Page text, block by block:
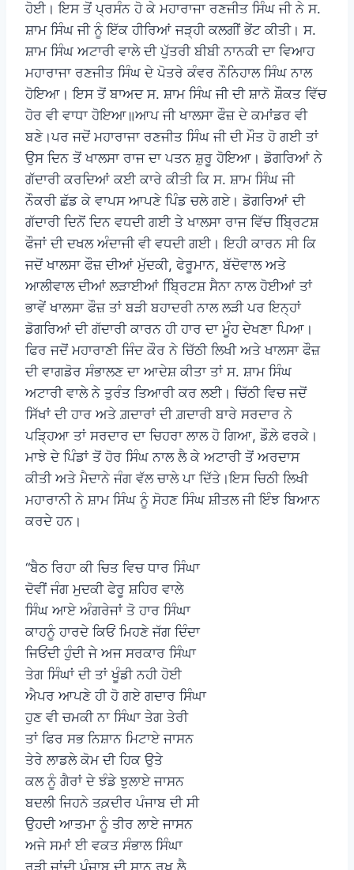
ਹੋਈ। ਇਸ ਤੋਂ ਪ੍ਰਸੰਨ ਹੋ ਕੇ ਮਹਾਰਾਜਾ ਰਣਜੀਤ ਸਿੰਘ ਜੀ ਨੇ ਸ.
ਸ਼ਾਮ ਸਿੰਘ ਜੀ ਨੂੰ ਇੱਕ ਹੀਰਿਆਂ ਜੜ੍ਹੀ ਕਲਗੀਂ ਭੇਂਟ ਕੀਤੀ। ਸ.
ਸ਼ਾਮ ਸਿੰਘ ਅਟਾਰੀ ਵਾਲੇ ਦੀ ਪੁੱਤਰੀ ਬੀਬੀ ਨਾਨਕੀ ਦਾ ਵਿਆਹ
ਮਹਾਰਾਜਾ ਰਣਜੀਤ ਸਿੰਘ ਦੇ ਪੋਤਰੇ ਕੰਵਰ ਨੌਨਿਹਾਲ ਸਿੰਘ ਨਾਲ
ਹੋਇਆ। ਇਸ ਤੋਂ ਬਾਅਦ ਸ. ਸ਼ਾਮ ਸਿੰਘ ਜੀ ਦੀ ਸ਼ਾਨੋ ਸ਼ੌਕਤ ਵਿੱਚ
ਹੋਰ ਵੀ ਵਾਧਾ ਹੋਇਆ॥ਆਪ ਜੀ ਖਾਲਸਾ ਫੌਜ਼ ਦੇ ਕਮਾਂਡਰ ਵੀ
ਬਣੇ।ਪਰ ਜਦੋਂ ਮਹਾਰਾਜਾ ਰਣਜੀਤ ਸਿੰਘ ਜੀ ਦੀ ਮੌਤ ਹੋ ਗਈ ਤਾਂ
ਉਸ ਦਿਨ ਤੋਂ ਖਾਲਸਾ ਰਾਜ ਦਾ ਪਤਨ ਸ਼ੁਰੂ ਹੋਇਆ। ਡੋਗਰਿਆਂ ਨੇ
ਗੱਦਾਰੀ ਕਰਦਿਆਂ ਕਈ ਕਾਰੇ ਕੀਤੀ ਕਿ ਸ. ਸ਼ਾਮ ਸਿੰਘ ਜੀ
ਨੌਕਰੀ ਛੱਡ ਕੇ ਵਾਪਸ ਆਪਣੇ ਪਿੰਡ ਚਲੇ ਗਏ। ਡੋਗਰਿਆਂ ਦੀ
ਗੱਦਾਰੀ ਦਿਨੋਂ ਦਿਨ ਵਧਦੀ ਗਈ ਤੇ ਖਾਲਸਾ ਰਾਜ ਵਿੱਚ ਬ੍ਰਿਿਟਸ਼
ਫੌਜਾਂ ਦੀ ਦਖਲ ਅੰਦਾਜੀ ਵੀ ਵਧਦੀ ਗਈ। ਇਹੀ ਕਾਰਨ ਸੀ ਕਿ
ਜਦੋਂ ਖਾਲਸਾ ਫੌਜ਼ ਦੀਆਂ ਮੁੱਦਕੀ, ਫੇਰੂਮਾਨ, ਬੱਦੋਵਾਲ ਅਤੇ
ਆਲੀਵਾਲ ਦੀਆਂ ਲੜਾਈਆਂ ਬ੍ਰਿਿਟਸ਼ ਸੈਨਾ ਨਾਲ ਹੋਈਆਂ ਤਾਂ
ਭਾਵੇਂ ਖਾਲਸਾ ਫੌਜ਼ ਤਾਂ ਬੜੀ ਬਹਾਦਰੀ ਨਾਲ ਲੜੀ ਪਰ ਇਨ੍ਹਾਂ
ਡੋਗਰਿਆਂ ਦੀ ਗੱਦਾਰੀ ਕਾਰਨ ਹੀ ਹਾਰ ਦਾ ਮੂੰਹ ਦੇਖਣਾ ਪਿਆ।
ਫਿਰ ਜਦੋਂ ਮਹਾਰਾਣੀ ਜਿੰਦ ਕੌਰ ਨੇ ਚਿੱਠੀ ਲਿਖੀ ਅਤੇ ਖਾਲਸਾ ਫੌਜ਼
ਦੀ ਵਾਗਡੋਰ ਸੰਭਾਲਣ ਦਾ ਆਦੇਸ਼ ਕੀਤਾ ਤਾਂ ਸ. ਸ਼ਾਮ ਸਿੰਘ
ਅਟਾਰੀ ਵਾਲੇ ਨੇ ਤੁਰੰਤ ਤਿਆਰੀ ਕਰ ਲਈ। ਚਿੱਠੀ ਵਿਚ ਜਦੋਂ
ਸਿੱਖਾਂ ਦੀ ਹਾਰ ਅਤੇ ਗ਼ਦਾਰਾਂ ਦੀ ਗ਼ਦਾਰੀ ਬਾਰੇ ਸਰਦਾਰ ਨੇ
ਪੜ੍ਹਿਆ ਤਾਂ ਸਰਦਾਰ ਦਾ ਚਿਹਰਾ ਲਾਲ ਹੋ ਗਿਆ, ਡੌਲ਼ੇ ਫਰਕੇ।
ਮਾਝੇ ਦੇ ਪਿੰਡਾਂ ਤੋਂ ਹੋਰ ਸਿੰਘ ਨਾਲ ਲੈ ਕੇ ਅਟਾਰੀ ਤੋਂ ਅਰਦਾਸ
ਕੀਤੀ ਅਤੇ ਮੈਦਾਨੇ ਜੰਗ ਵੱਲ ਚਾਲੇ ਪਾ ਦਿੱਤੇ।ਇਸ ਚਿਠੀ ਲਿਖੀ
ਮਹਾਰਾਨੀ ਨੇ ਸ਼ਾਮ ਸਿੰਘ ਨੂੰ ਸੋਹਣ ਸਿੰਘ ਸ਼ੀਤਲ ਜੀ ਇੰਝ ਬਿਆਨ
ਕਰਦੇ ਹਨ।
“ਬੈਠ ਰਿਹਾ ਕੀ ਚਿਤ ਵਿਚ ਧਾਰ ਸਿੰਘਾ
ਦੋਵੀਂ ਜੰਗ ਮੁਦਕੀ ਫੇਰੂ ਸ਼ਹਿਰ ਵਾਲੇ
ਸਿੰਘ ਆਏ ਅੰਗਰੇਜਾਂ ਤੋ ਹਾਰ ਸਿੰਘਾ
ਕਾਹਨੂੰ ਹਾਰਦੇ ਕਿਓਂ ਮਿਹਣੇ ਜੱਗ ਦਿੰਦਾ
ਜਿਓਂਦੀ ਹੁੰਦੀ ਜੇ ਅਜ ਸਰਕਾਰ ਸਿੰਘਾ
ਤੇਗ ਸਿੰਘਾਂ ਦੀ ਤਾਂ ਖੂੰਡੀ ਨਹੀ ਹੋਈ
ਐਪਰ ਆਪਣੇ ਹੀ ਹੋ ਗਏ ਗਦਾਰ ਸਿੰਘਾ
ਹੁਣ ਵੀ ਚਮਕੀ ਨਾ ਸਿੰਘਾ ਤੇਗ ਤੇਰੀ
ਤਾਂ ਫਿਰ ਸਭ ਨਿਸ਼ਾਨ ਮਿਟਾਏ ਜਾਸਨ
ਤੇਰੇ ਲਾਡਲੇ ਕੋਮ ਦੀ ਹਿਕ ਉਤੇ
ਕਲ ਨੂੰ ਗੈਰਾਂ ਦੇ ਝੰਡੇ ਝੁਲਾਏ ਜਾਸਨ
ਬਦਲੀ ਜਿਹਨੇ ਤਕ਼ਦੀਰ ਪੰਜਾਬ ਦੀ ਸੀ
ਉਹਦੀ ਆਤਮਾ ਨੂੰ ਤੀਰ ਲਾਏ ਜਾਸਨ
ਅਜੇ ਸਮਾਂ ਈ ਵਕਤ ਸੰਭਾਲ ਸਿੰਘਾ
ਰੁੜੀ ਜਾਂਦੀ ਪੰਜਾਬ ਦੀ ਸ਼ਾਨ ਰਖ ਲੈ